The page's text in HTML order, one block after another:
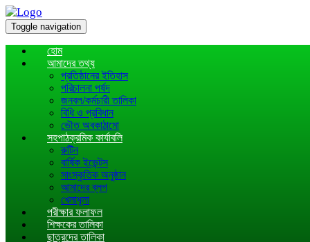
Toggle navigation
হোম
আমাদের তথ্য
প্রতিষ্ঠানের ইতিহাস
পরিচালনা পর্ষদ
জনবল/কর্মচারী তালিকা
বিধি ও প্রবিধান
ভৌত অবকাঠামো
সহপাঠক্রমিক কার্যাবলি
রুটিন
বার্ষিক ইভেন্টস
সাংস্কৃতিক অনুষ্ঠান
আমাদের ব্লগ
খেলাধূলা
পরীক্ষার ফলাফল
শিক্ষকের তালিকা
ছাত্রদের তালিকা